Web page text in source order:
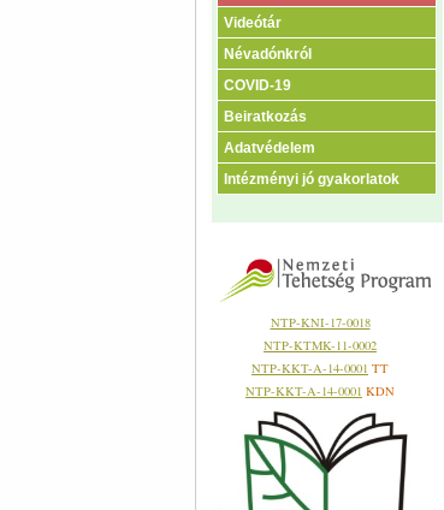
Videótár
Névadónkról
COVID-19
Beiratkozás
Adatvédelem
Intézményi jó gyakorlatok
NTP-KNI-17-0018
NTP-KTMK-11-0002
NTP-KKT-A-14-0001 TT
NTP-KKT-A-14-0001 KDN